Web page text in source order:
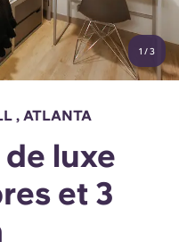
Langue
1 /3
, ATLANTA
luxe
et 3